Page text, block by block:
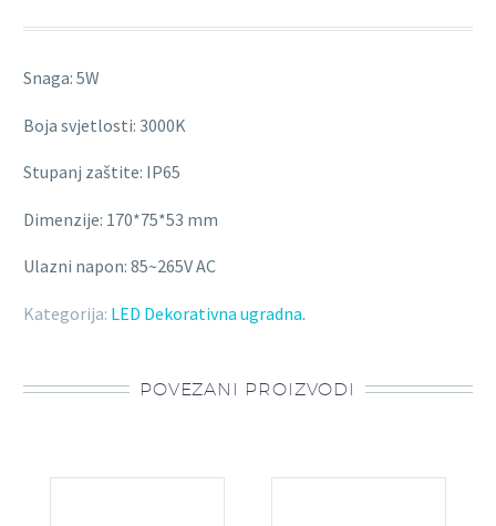
Snaga: 5W
Boja svjetlosti: 3000K
Stupanj zaštite: IP65
Dimenzije: 170*75*53 mm
Ulazni napon: 85~265V AC
Kategorija: LED Dekorativna ugradna.
POVEZANI PROIZVODI